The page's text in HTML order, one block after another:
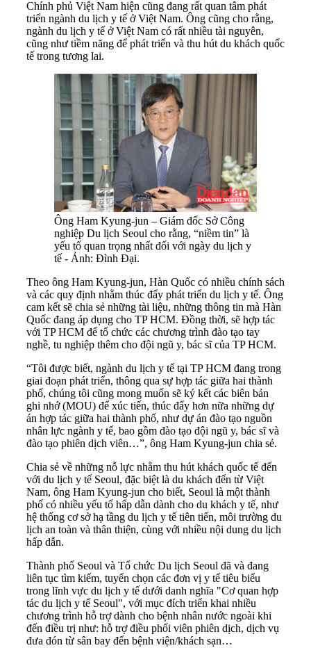
Chính phủ Việt Nam hiện cũng đang rất quan tâm phát
triển ngành du lịch y tế ở Việt Nam. Ông cũng cho rằng,
ngành du lịch y tế ở Việt Nam có rất nhiều tài nguyên,
cũng như tiềm năng để phát triển và thu hút du khách quốc
tế trong tương lai.
Ông Ham Kyung-jun – Giám đốc Sở Công
nghiệp Du lịch Seoul cho rằng, “niềm tin” là
yếu tố quan trọng nhất đối với ngày du lịch y
tế - Ảnh: Đình Đại.
Theo ông Ham Kyung-jun, Hàn Quốc có nhiều chính sách
và các quy định nhằm thúc đẩy phát triển du lịch y tế. Ông
cam kết sẽ chia sẻ những tài liệu, những thông tin mà Hàn
Quốc đang áp dụng cho TP HCM. Đồng thời, sẽ hợp tác
với TP HCM để tổ chức các chương trình đào tạo tay
nghề, tu nghiệp thêm cho đội ngũ y, bác sĩ của TP HCM.
“Tôi được biết, ngành du lịch y tế tại TP HCM đang trong
giai đoạn phát triển, thông qua sự hợp tác giữa hai thành
phố, chúng tôi cũng mong muốn sẽ ký kết các biên bản
ghi nhớ (MOU) để xúc tiến, thúc đẩy hơn nữa những dự
án hợp tác giữa hai thành phố, như dự án đào tạo nguồn
nhân lực ngành y tế, bao gồm đào tạo đội ngũ y, bác sĩ và
đào tạo phiên dịch viên…”, ông Ham Kyung-jun chia sẻ.
Chia sẻ về những nỗ lực nhằm thu hút khách quốc tế đến
với du lịch y tế Seoul, đặc biệt là du khách đến từ Việt
Nam, ông Ham Kyung-jun cho biết, Seoul là một thành
phố có nhiều yếu tố hấp dẫn dành cho du khách y tế, như
hệ thống cơ sở hạ tầng du lịch y tế tiên tiến, môi trường du
lịch an toàn và thân thiện, cùng với nhiều nội dung du lịch
hấp dẫn.
Thành phố Seoul và Tổ chức Du lịch Seoul đã và đang
liên tục tìm kiếm, tuyển chọn các đơn vị y tế tiêu biểu
trong lĩnh vực du lịch y tế dưới danh nghĩa "Cơ quan hợp
tác du lịch y tế Seoul", với mục đích triển khai nhiều
chương trình hỗ trợ dành cho bệnh nhân nước ngoài khi
đến điều trị như: hỗ trợ điều phối viên phiên dịch, dịch vụ
đưa đón từ sân bay đến bệnh viện/khách sạn…